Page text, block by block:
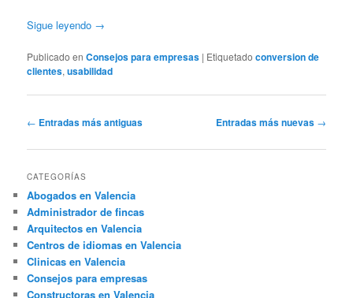
Sigue leyendo →
Publicado en Consejos para empresas | Etiquetado conversion de
clientes,usabilidad
Navegación
entradas
← Entradas más antiguas Entradas más nuevas →
CATEGORÍAS
Abogados en Valencia
Administrador de fincas
Arquitectos en Valencia
Centros de idiomas en Valencia
Clinicas en Valencia
Consejos para empresas
Constructoras en Valencia